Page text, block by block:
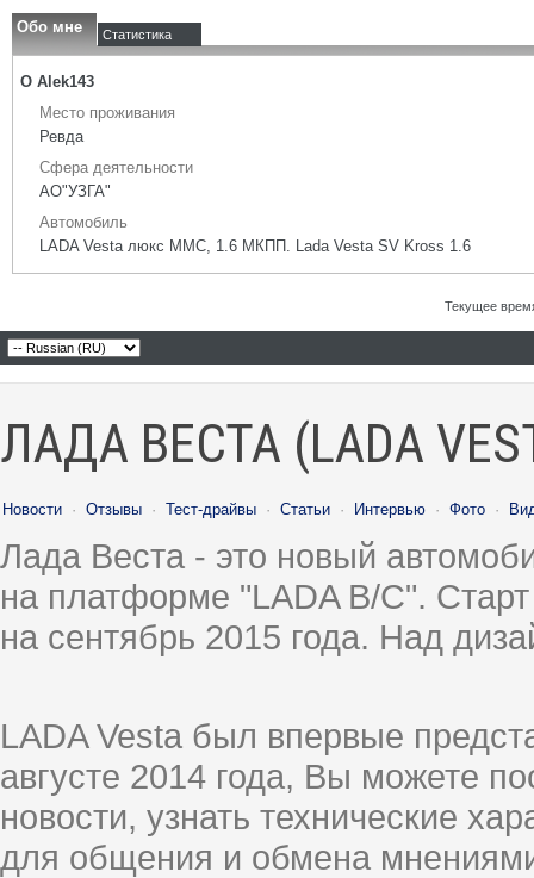
Обо мне Статистика
О Alek143
Место проживания
Ревда
Сфера деятельности
АО"УЗГА"
Автомобиль
LADA Vesta люкс ММС, 1.6 МКПП. Lada Vesta SV Kross 1.6
Текущее
ЛАДА ВЕСТА (LADA
Новости · Отзывы · Тест-драйвы · Статьи · Интервью · Фото ·
Лада Веста - это новый
на платформе "LADA B/C".
на сентябрь 2015 года. Над
LADA Vesta был впервые
августе 2014 года, Вы можете
новости, узнать технические
для общения и обмена